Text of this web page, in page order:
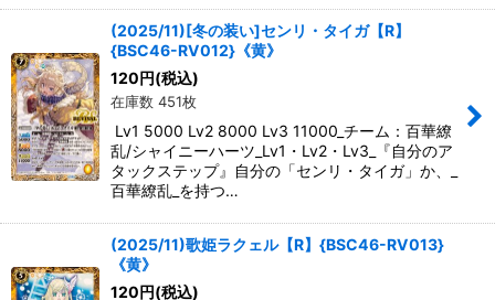
(2025/11)[冬の装い]センリ・タイガ【R】
{BSC46-RV012}《黄》
120 円(税込)
在庫数 451枚
Lv1 5000 Lv2 8000 Lv3 11000_チーム：百華繚
乱/シャイニーハーツ_Lv1・Lv2・Lv3_『自分のア
タックステップ』自分の「センリ・タイガ」か、_
百華繚乱_を持つ…
(2025/11)歌姫ラクェル【R】{BSC46-RV013}
《黄》
120 円(税込)